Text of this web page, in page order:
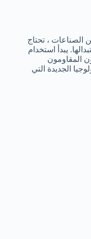
الصناعات ، تحتاج
يبدأ استخدام
المقاومون
الجديدة التي